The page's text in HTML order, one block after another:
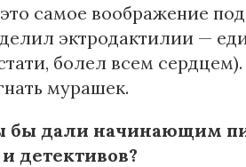
самое воображение
эктродактилии —
болел всем
мурашек.
бы дали начинающим
детективов?